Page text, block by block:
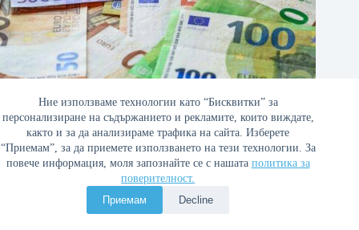
Ние използваме технологии като “Бисквитки” за
персонализиране на съдържанието и рекламите, които виждате,
както и за да анализираме трафика на сайта. Изберете
“Приемам”, за да приемете използването на тези технологии. За
повече информация, моля запознайте се с нашата политика за
поверителност.
Приемам
Decline
Липсват политики, които адекватно да адресират
задълбочаващите се проблеми
19/06/2022